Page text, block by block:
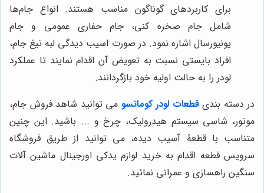
برای کاربردهای گوناگون مناسب هستند. انواع جام‌ها
شامل جام صخره کنی، جام حفاری عمومی و جام
یونیورسال اشاره نمود. در صورت اسیب دیدگی لبه تیغ جام،
افراد بایستی نسبت به تعویض آن اقدام نمایند تا عملکرد
لودر را به حالت اولیه خود بازگردانند.
در دسته بندیقطعات لودر کوماتسو می توانید شاهد فروش جام،
موتور، شاسی سیستم هیدرولیک، چرخ و ... باشید. این چنین
متناسب با قطعۀ آسیب دیده، می توانید از طریق فروشگاه
سرویس قطعه اقدام به خرید لوازم یدکی اورجینال ماشین آلات
سنگین راهسازی و عمرانی نمائید.